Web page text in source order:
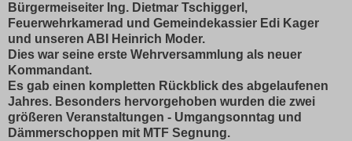
Bürgermeiseiter Ing. Dietmar Tschiggerl,
Feuerwehrkamerad und Gemeindekassier Edi Kager
und unseren ABI Heinrich Moder.
Dies war seine erste Wehrversammlung als neuer
Kommandant.
Es gab einen kompletten Rückblick des abgelaufenen
Jahres. Besonders hervorgehoben wurden die zwei
größeren Veranstaltungen - Umgangsonntag und
Dämmerschoppen mit MTF Segnung.